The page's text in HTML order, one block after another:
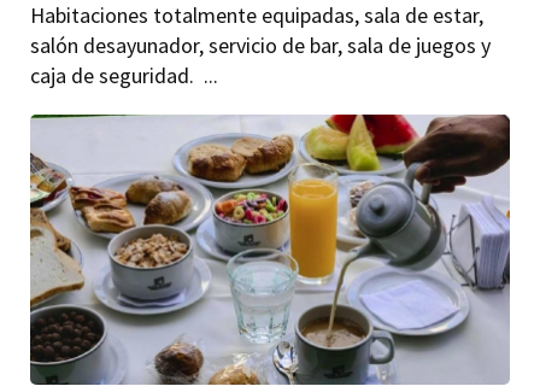
Habitaciones totalmente equipadas, sala de estar,
salón desayunador, servicio de bar, sala de juegos y
caja de seguridad. ...